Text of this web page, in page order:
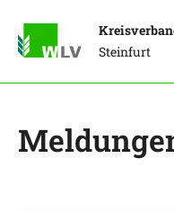
Steinfurt